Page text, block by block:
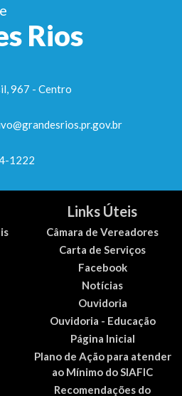
Rios
967 - Centro
1222
Links Úteis
Câmara de Vereadores
Carta de Serviços
Facebook
Notícias
Ouvidoria
Ouvidoria - Educação
Página Inicial
Plano de Ação para atender
ao Mínimo do SIAFIC
Recomendações do